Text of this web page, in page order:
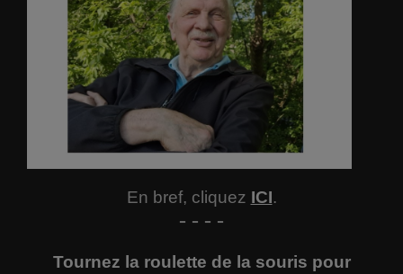
En bref, cliquez ICI.
- - - -
Tournez la roulette de la souris pour